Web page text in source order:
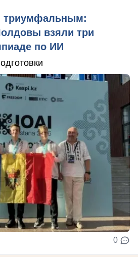
триумфальным:
взяли три
по ИИ
0